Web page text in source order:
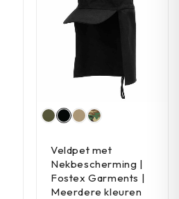
Veldpet met
Nekbescherming |
Fostex Garments |
Meerdere kleuren